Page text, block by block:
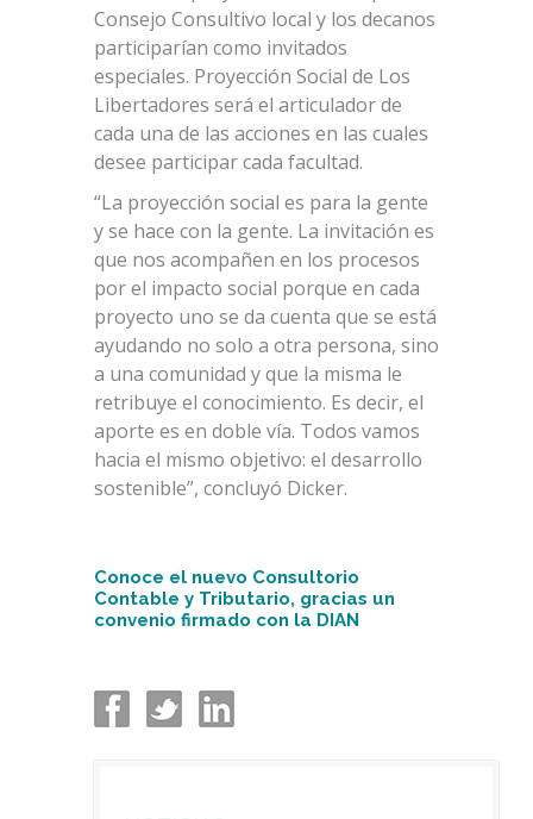
Consejo Consultivo local y los decanos
participarían como invitados
especiales. Proyección Social de Los
Libertadores será el articulador de
cada una de las acciones en las cuales
desee participar cada facultad.
“La proyección social es para la gente
y se hace con la gente. La invitación es
que nos acompañen en los procesos
por el impacto social porque en cada
proyecto uno se da cuenta que se está
ayudando no solo a otra persona, sino
a una comunidad y que la misma le
retribuye el conocimiento. Es decir, el
aporte es en doble vía. Todos vamos
hacia el mismo objetivo: el desarrollo
sostenible”, concluyó Dicker.
Conoce el nuevo Consultorio
Contable y Tributario, gracias un
convenio firmado con la DIAN